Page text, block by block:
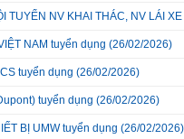
TUYỂN NV KHAI THÁC, NV LÁI
NAM tuyển dụng (26/02/2026)
tuyển dụng (26/02/2026)
tuyển dụng (26/02/2026)
BỊ UMW tuyển dụng (26/02/2026)